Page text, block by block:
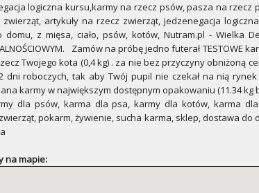
logiczna kursu,karmy na rzecz psów, pasza na
zwierząt, artykuły na rzecz zwierząt, jedzenegacja
z mięsa, ciało, psów, kotów, Nutram.pl - Wielka
Zamów na próbę jedno futerał TESTOWE
Twojego kota (0,4 kg) . za nie bez przyczyny obniżoną
dni roboczych, tak aby Twój pupil nie czekał na nią
karmy w największym dostępnym opakowaniu (11.34 kg
dla psów, karma dla psa, karmy dla kotów, karma
pokarm, żywienie, sucha karma, sklep, dostawa
na mapie: